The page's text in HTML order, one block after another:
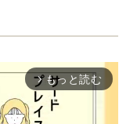
arrow_forward_ios もっと読む